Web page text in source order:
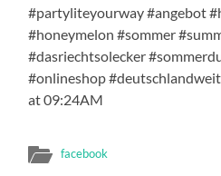
#partyliteyourway #angebot
#honeymelon #sommer
#dasriechtsolecker
#onlineshop
at 09:24AM
facebook